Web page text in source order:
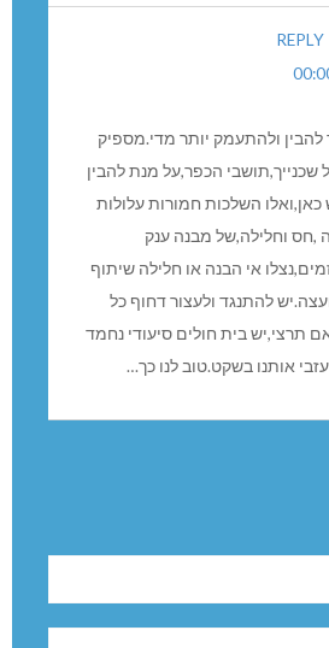
REPLY
להבין ולהתעמק יותר מדי.מספיק
הכפר,על מנת להבין
כאן,ואלו השלכות חמורות עלולות
,חס וחלילה,של מבנה ענק
אי הבנה או חלילה שיתוף
להתנגד ולעצור דחוף כל
תרצי,יש בית חולים סיעודי נחמד
אותנו בשקט.טוב לנו כך…